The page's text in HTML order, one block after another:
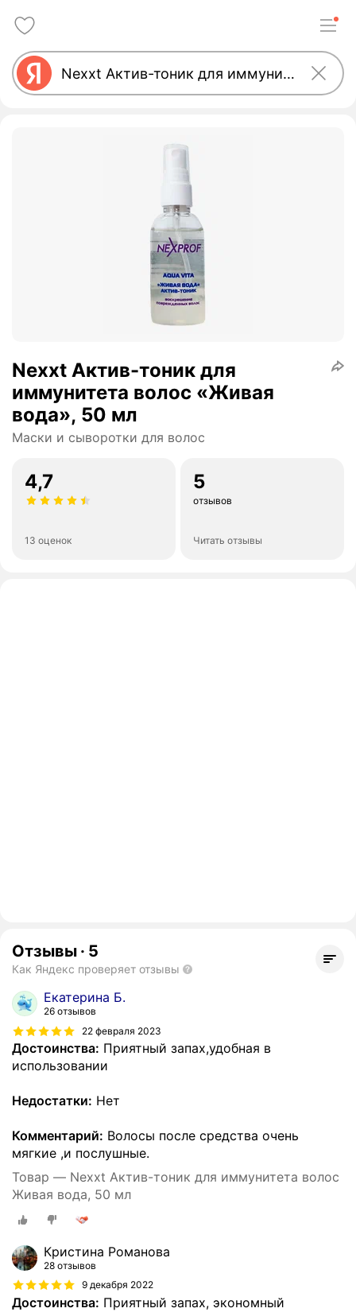
Nexxt Актив-тоник для
иммунитета волос «Живая
вода», 50 мл
Маски и сыворотки для волос
4,7
13 оценок
5
отзывов
Читать отзывы
Отзывы · 5
Как Яндекс проверяет отзывы
Екатерина Б.
26 отзывов
22 февраля 2023
Достоинства: Приятный запах,удобная в
использовании
Недостатки: Нет
Комментарий: Волосы после средства очень
мягкие ,и послушные.
Товар — Nexxt Актив-тоник для иммунитета волос
Живая вода, 50 мл
Кристина Романова
28 отзывов
9 декабря 2022
Достоинства: Приятный запах, экономный